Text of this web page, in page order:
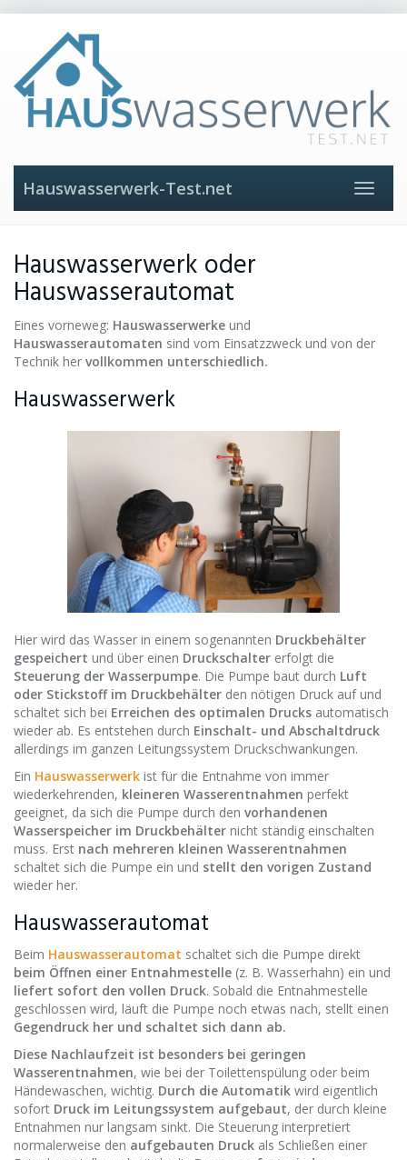
content
Toggle
Hauswasserwerk-Test.net
Hauswasserwerk oder
Hauswasserautomat
Eines vorneweg: Hauswasserwerke und
Hauswasserautomaten sind vom Einsatzzweck und von der
Technik her vollkommen unterschiedlich.
Hauswasserwerk
Hier wird das Wasser in einem sogenannten Druckbehälter
gespeichert und über einen Druckschalter erfolgt die
Steuerung der Wasserpumpe. Die Pumpe baut durch Luft
oder Stickstoff im Druckbehälter den nötigen Druck auf und
schaltet sich bei Erreichen des optimalen Drucks automatisch
wieder ab. Es entstehen durch Einschalt- und Abschaltdruck
allerdings im ganzen Leitungssystem Druckschwankungen.
Ein Hauswasserwerk ist für die Entnahme von immer
wiederkehrenden, kleineren Wasserentnahmen perfekt
geeignet, da sich die Pumpe durch den vorhandenen
Wasserspeicher im Druckbehälter nicht ständig einschalten
muss. Erst nach mehreren kleinen Wasserentnahmen
schaltet sich die Pumpe ein und stellt den vorigen Zustand
wieder her.
Hauswasserautomat
Beim Hauswasserautomat schaltet sich die Pumpe direkt
beim Öffnen einer Entnahmestelle (z. B. Wasserhahn) ein und
liefert sofort den vollen Druck. Sobald die Entnahmestelle
geschlossen wird, läuft die Pumpe noch etwas nach, stellt einen
Gegendruck her und schaltet sich dann ab.
Diese Nachlaufzeit ist besonders bei geringen
Wasserentnahmen, wie bei der Toilettenspülung oder beim
Händewaschen, wichtig. Durch die Automatik wird eigentlich
sofort Druck im Leitungssystem aufgebaut, der durch kleine
Entnahmen nur langsam sinkt. Die Steuerung interpretiert
normalerweise den aufgebauten Druck als Schließen einer